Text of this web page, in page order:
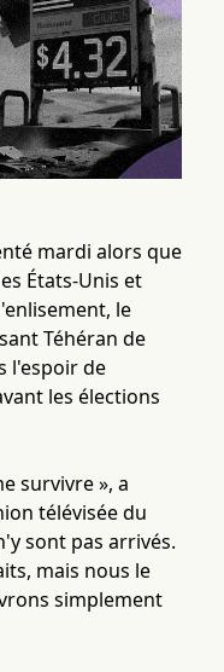
mardi alors que
États-Unis et
le
Téhéran de
l'espoir de
les élections
survivre », a
télévisée du
sont pas arrivés.
mais nous le
simplement